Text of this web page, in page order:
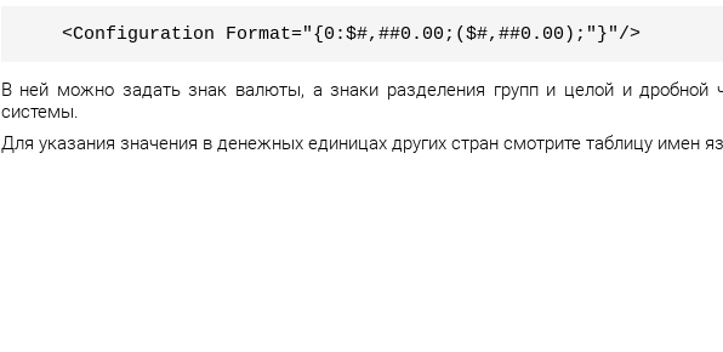
<Configuration Format="{0:$#,##0.00;($#,##0.00);"}"/>
В ней можно задать знак валюты, а знаки разделения групп и целой и дробной
системы.
Для указания значения в денежных единицах других стран смотрите таблицу имен